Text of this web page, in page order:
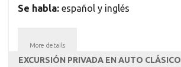
Se habla: español y inglés
More details
EXCURSIÓN PRIVADA EN AUTO